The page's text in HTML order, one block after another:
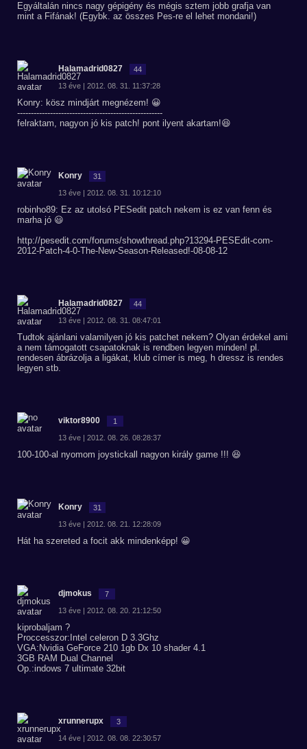
Egyáltalán nincs nagy gépigény és mégis sztem jobb grafja van
mint a Fifának! (Egybk. az összes Pes-re el lehet mondani!)
Halamadrid0827 44
13 éve | 2012. 08. 31. 11:37:28
Konry: kösz mindjárt megnézem! 😀
-----------------------------------------------------
felraktam, nagyon jó kis patch! pont ilyent akartam!😆
Konry 31
13 éve | 2012. 08. 31. 10:12:10
robinho89: Ez az utolsó PESedit patch nekem is ez van fenn és
marha jó 😃
http://pesedit.com/forums/showthread.php?13294-PESEdit-com-
2012-Patch-4-0-The-New-Season-Released!-08-08-12
Halamadrid0827 44
13 éve | 2012. 08. 31. 08:47:01
Tudtok ajánlani valamilyen jó kis patchet nekem? Olyan érdekel ami
a nem támogatott csapatoknak is rendben legyen minden! pl.
rendesen ábrázolja a ligákat, klub címer is meg, h dressz is rendes
legyen stb.
viktor8900 1
13 éve | 2012. 08. 26. 08:28:37
100-100-al nyomom joystickall nagyon király game !!! 😆
Konry 31
13 éve | 2012. 08. 21. 12:28:09
Hát ha szereted a focit akk mindenképp! 😀
djmokus 7
13 éve | 2012. 08. 20. 21:12:50
kiprobaljam ?
Proccesszor:Intel celeron D 3.3Ghz
VGA:Nvidia GeForce 210 1gb Dx 10 shader 4.1
3GB RAM Dual Channel
Op.:indows 7 ultimate 32bit
xrunnerupx 3
14 éve | 2012. 08. 08. 22:30:57